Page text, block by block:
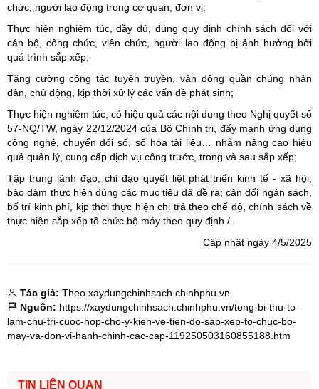
chức, người lao động trong cơ quan, đơn vị;
Thực hiện nghiêm túc, đầy đủ, đúng quy định chính sách đối với
cán bộ, công chức, viên chức, người lao động bị ảnh hưởng bởi
quá trình sắp xếp;
Tăng cường công tác tuyên truyền, vận động quần chúng nhân
dân, chủ động, kịp thời xử lý các vấn đề phát sinh;
Thực hiện nghiêm túc, có hiệu quả các nội dung theo Nghị quyết số
57-NQ/TW, ngày 22/12/2024 của Bộ Chính trị, đẩy mạnh ứng dụng
công nghệ, chuyển đổi số, số hóa tài liệu… nhằm nâng cao hiệu
quả quản lý, cung cấp dịch vụ công trước, trong và sau sắp xếp;
Tập trung lãnh đạo, chỉ đạo quyết liệt phát triển kinh tế - xã hội,
bảo đảm thực hiện đúng các mục tiêu đã đề ra; cân đối ngân sách,
bố trí kinh phí, kịp thời thực hiện chi trả theo chế độ, chính sách về
thực hiện sắp xếp tổ chức bộ máy theo quy định./.
Cập nhật ngày 4/5/2025
Tác giả: Theo xaydungchinhsach.chinhphu.vn
Nguồn: https://xaydungchinhsach.chinhphu.vn/tong-bi-thu-to-
lam-chu-tri-cuoc-hop-cho-y-kien-ve-tien-do-sap-xep-to-chuc-bo-
may-va-don-vi-hanh-chinh-cac-cap-119250503160855188.htm
TIN LIÊN QUAN